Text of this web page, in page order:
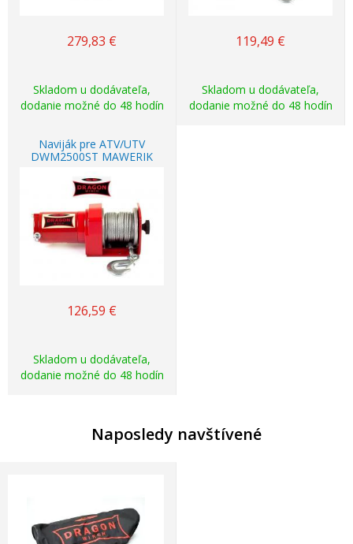
279,83 €
Skladom u dodávateľa,
dodanie možné do 48 hodín
119,49 €
Skladom u dodávateľa,
dodanie možné do 48 hodín
Naviják pre ATV/UTV
DWM2500ST MAWERIK
126,59 €
Skladom u dodávateľa,
dodanie možné do 48 hodín
Naposledy navštívené